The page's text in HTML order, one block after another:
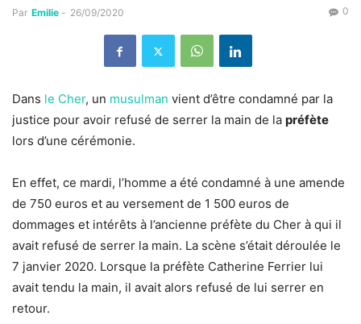
Par Emilie - 26/09/2020 0
Dans le Cher, un musulman vient d’être condamné par la
justice pour avoir refusé de serrer la main de la préfète
lors d’une cérémonie.
En effet, ce mardi, l’homme a été condamné à une amende
de 750 euros et au versement de 1 500 euros de
dommages et intérêts à l’ancienne préfète du Cher à qui il
avait refusé de serrer la main. La scène s’était déroulée le
7 janvier 2020. Lorsque la préfète Catherine Ferrier lui
avait tendu la main, il avait alors refusé de lui serrer en
retour.